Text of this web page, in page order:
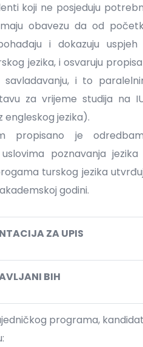
koji ne posjeduju
obavezu da od
i dokazuju uspjeh
jezika, i osvaruju
i to
za vrijeme studija na
engleskog jezika).
propisano je
poznavanja jezika
turskog jezika
godini.
ZA UPIS
BIH
programa,